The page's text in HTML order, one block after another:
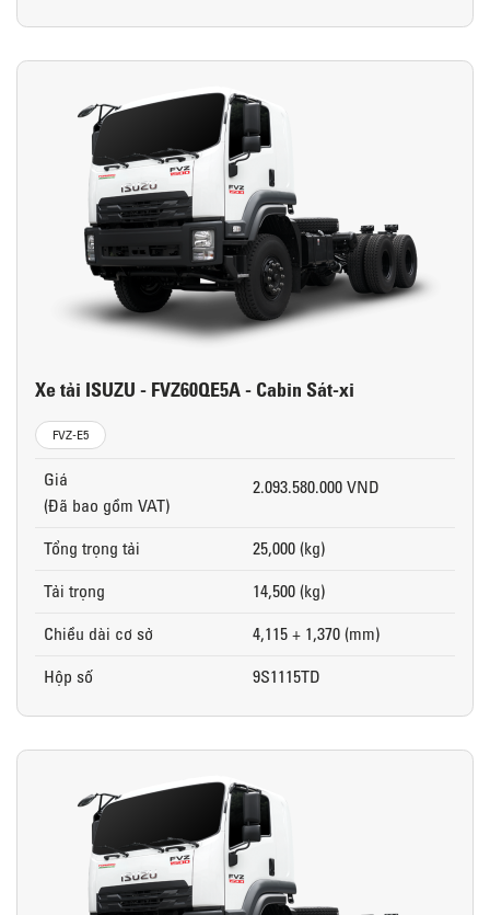
Xe tải ISUZU - FVZ60QE5A - Cabin Sát-xi
FVZ-E5
Giá
(Đã bao gồm VAT)
2.093.580.000 VND
Tổng trọng tải
25,000 (kg)
Tải trọng
14,500 (kg)
Chiều dài cơ sở
4,115 + 1,370 (mm)
Hộp số
9S1115TD